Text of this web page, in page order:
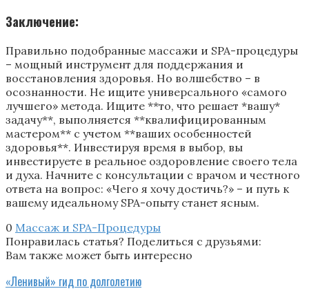
Заключение:
Правильно подобранные массажи и SPA-процедуры
– мощный инструмент для поддержания и
восстановления здоровья. Но волшебство – в
осознанности. Не ищите универсального «самого
лучшего» метода. Ищите **то, что решает *вашу*
задачу**, выполняется **квалифицированным
мастером** с учетом **ваших особенностей
здоровья**. Инвестируя время в выбор, вы
инвестируете в реальное оздоровление своего тела
и духа. Начните с консультации с врачом и честного
ответа на вопрос: «Чего я хочу достичь?» – и путь к
вашему идеальному SPA-опыту станет ясным.
0 Массаж и SPA-Процедуры
Понравилась статья? Поделиться с друзьями:
Вам также может быть интересно
«Ленивый» гид по долголетию